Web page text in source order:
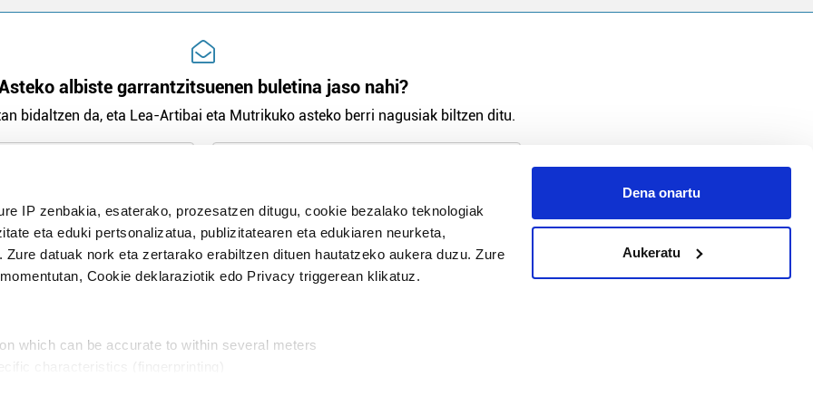
IP zenbakia, esaterako, prozesatzen ditugu, cookie bezalako teknologiak
eta eduki pertsonalizatua, publizitatearen eta edukiaren neurketa,
datuak nork eta zertarako erabiltzen dituen hautatzeko aukera duzu. Zure
Cookie deklaraziotik edo Privacy triggerean klikatuz.
which can be accurate to within several meters
Dena onartu
Aukeratu
albiste garrantzitsuenen buletina jaso nahi?
bidaltzen da, eta Lea-Artibai eta Mutrikuko asteko berri nagusiak biltzen ditu.
Harpidetu